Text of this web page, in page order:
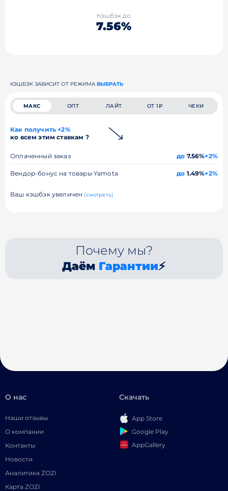
Кэшбэк до
7.56%
КЭШБЭК ЗАВИСИТ ОТ РЕЖИМА ВЫБРАТЬ
МАКС ОПТ ЛАЙТ ОТ 1₽ ЧЕКИ
Как получить +2%
ко всем этим ставкам ?
Оплаченный заказ до 7.56%+2%
Вендор-бонус на товары Yamota до 1.49%+2%
Ваш кэшбэк увеличен (смотреть)
Почему мы?
Даём Гарантии⚡
О нас
Наши отзывы
О компании
Контакты
Новости
Аналитика ZOZI
Карта ZOZI
Скачать
App Store
Google Play
AppGallery